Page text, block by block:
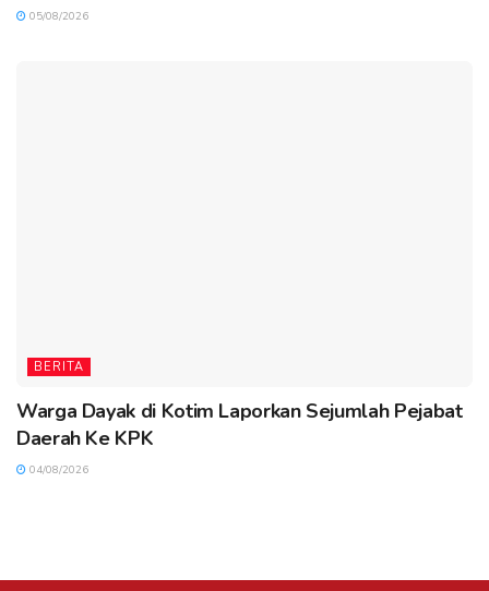
05/08/2026
BERITA
Warga Dayak di Kotim Laporkan Sejumlah Pejabat
Daerah Ke KPK
04/08/2026